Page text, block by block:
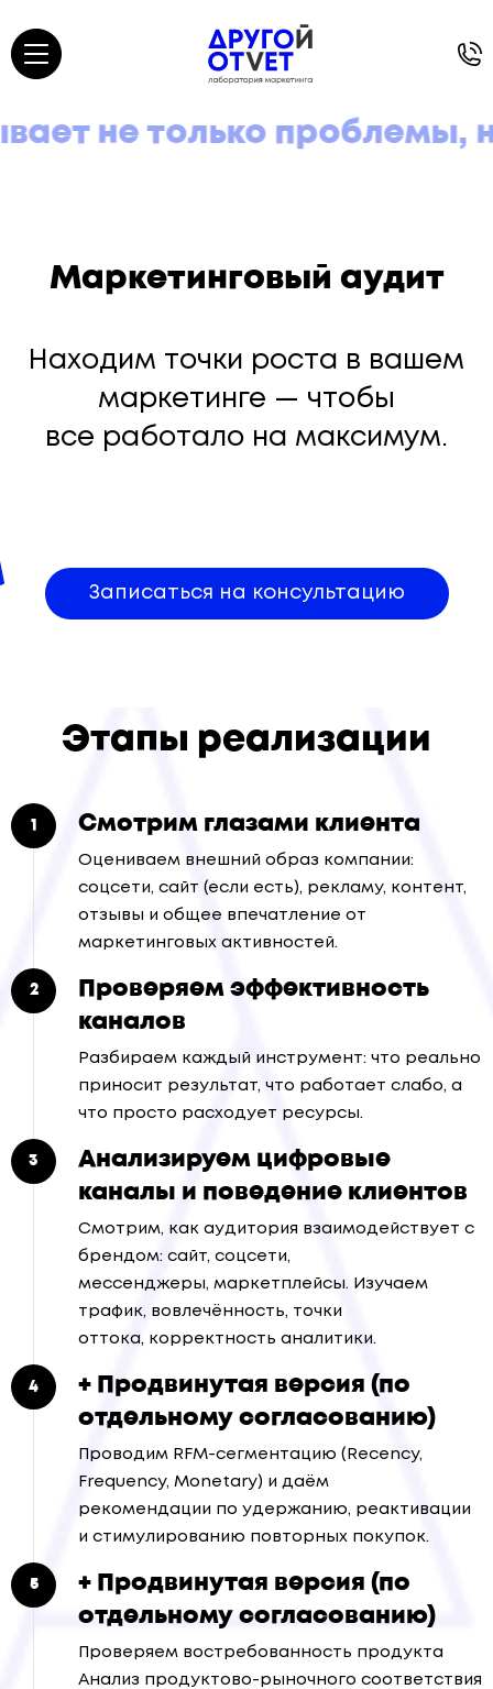
не только проблемы,
Маркетинговый аудит
Находим точки роста в вашем
маркетинге — чтобы
все работало на максимум.
Записаться на консультацию
Этапы реализации
Смотрим глазами клиента
Оцениваем внешний образ компании:
соцсети, сайт (если есть), рекламу, контент,
отзывы и общее впечатление от
маркетинговых активностей.
Проверяем эффективность
каналов
Разбираем каждый инструмент: что реально
приносит результат, что работает слабо, а
что просто расходует ресурсы.
Анализируем цифровые
каналы и поведение клиентов
Смотрим, как аудитория взаимодействует с
брендом: сайт, соцсети,
мессенджеры, маркетплейсы. Изучаем
трафик, вовлечённость, точки
оттока, корректность аналитики.
+ Продвинутая версия (по
отдельному согласованию)
Проводим RFM-сегментацию (Recency,
Frequency, Monetary) и даём
рекомендации по удержанию, реактивации
и стимулированию повторных покупок.
+ Продвинутая версия (по
отдельному согласованию)
Проверяем востребованность продукта
Анализ продуктово-рыночного соответствия